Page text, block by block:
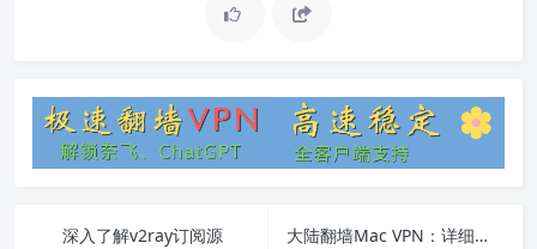
深入了解v2ray订阅源 大陆翻墙Mac VPN：详细教程与常见问题解答